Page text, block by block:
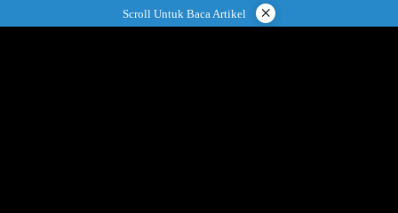
ke
Scroll Untuk Baca Artikel ×